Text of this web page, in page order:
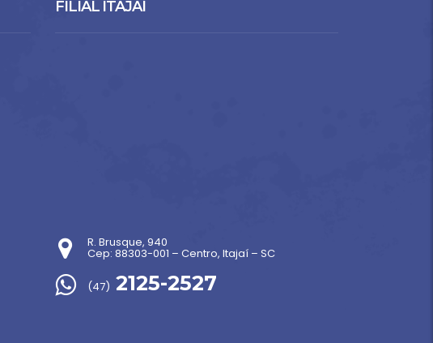
FILIAL ITAJAÍ
R. Brusque, 940
Cep: 88303-001 – Centro, Itajaí – SC
(47) 2125-2527